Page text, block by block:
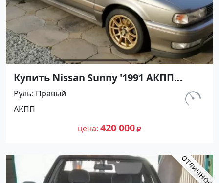
Купить Nissan Sunny '1991 АКПП
(1400/75 л.с.) Бензин инжектор
Воронежская цвет Серый Седан по
цене 420000 рублей, объявление
№27501 на сайте Авторынок23
Руль Правый
АКПП
цена 420 000